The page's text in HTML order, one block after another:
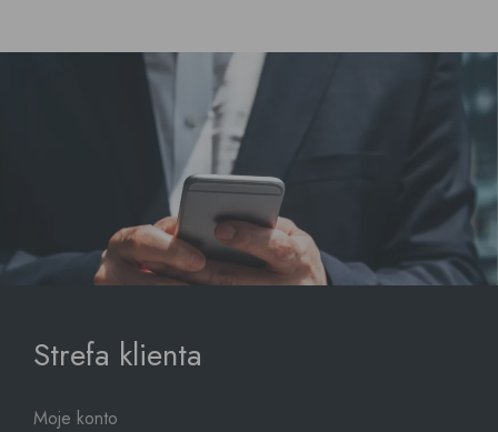
Strefa klienta
Moje konto